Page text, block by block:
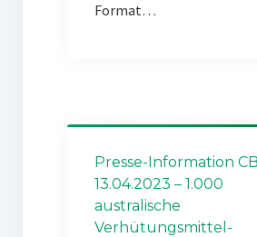
Format…
Presse-Information
13.04.2023 – 1.000
australische
Verhütungsmittel-